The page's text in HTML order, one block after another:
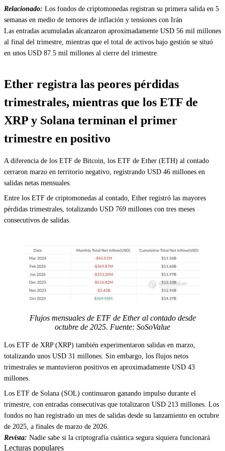
Relacionado: Los fondos de criptomonedas registran su primera salida en 5
semanas en medio de temores de inflación y tensiones con Irán
Las entradas acumuladas alcanzaron aproximadamente USD 56 mil millones
al final del trimestre, mientras que el total de activos bajo gestión se situó
en unos USD 87.5 mil millones al cierre del trimestre.
Ether registra las peores pérdidas
trimestrales, mientras que los ETF de
XRP y Solana terminan el primer
trimestre en positivo
A diferencia de los ETF de Bitcoin, los ETF de Ether (ETH) al contado
cerraron marzo en territorio negativo, registrando USD 46 millones en
salidas netas mensuales.
Entre los ETF de criptomonedas al contado, Ether registró las mayores
pérdidas trimestrales, totalizando USD 769 millones con tres meses
consecutivos de salidas.
Flujos mensuales de ETF de Ether al contado desde
octubre de 2025. Fuente: SoSoValue
Los ETF de XRP (XRP) también experimentaron salidas en marzo,
totalizando unos USD 31 millones. Sin embargo, los flujos netos
trimestrales se mantuvieron positivos en aproximadamente USD 43
millones.
Los ETF de Solana (SOL) continuaron ganando impulso durante el
trimestre, con entradas consecutivas que totalizaron USD 213 millones. Los
fondos no han registrado un mes de salidas desde su lanzamiento en octubre
de 2025, a finales de marzo de 2026.
Revista: Nadie sabe si la criptografía cuántica segura siquiera funcionará
Lecturas populares